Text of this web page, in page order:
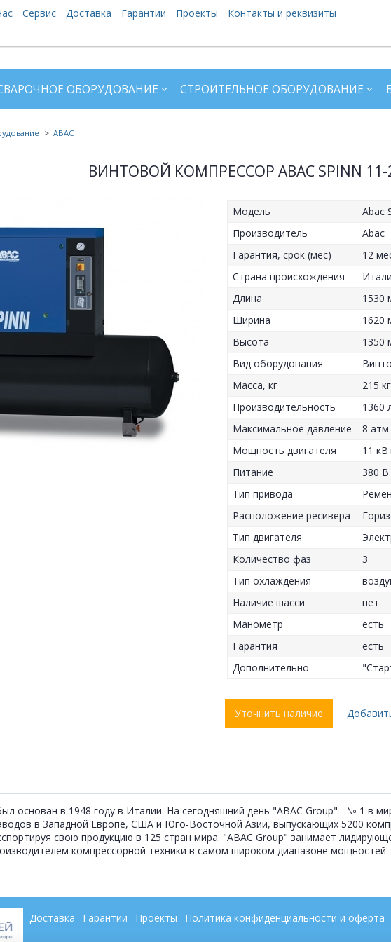
Сервис Доставка Гарантии Проекты Контакты и реквизиты
ОБОРУДОВАНИЕ СТРОИТЕЛЬНОЕ ОБОРУДОВАНИЕ
ABAC
ВИНТОВОЙ КОМПРЕССОР ABAC SPINN 11-
Модель
Abac
Производитель
Abac
Гарантия, срок (мес)
12
Страна происхождения
Длина
1530
Ширина
1620
Высота
1350
Вид оборудования
Масса, кг
215 кг
Производительность
1360
Максимальное давление
8 атм
Мощность двигателя
11
Питание
380 В
Тип привода
Расположение ресивера
Тип двигателя
Количество фаз
3
Тип охлаждения
Наличие шасси
нет
Манометр
есть
Гарантия
есть
Дополнительно
Уточнить наличие
основан в 1948 году в Италии. На сегодняшний день "ABAC Group" - № 1 в
в Западной Европе, США и Юго-Восточной Азии, выпускающих 5200
свою продукцию в 125 стран мира. "ABAC Group" занимает
компрессорной техники в самом широком диапазоне мощностей
Доставка Гарантии Проекты Политика конфиденциальности и оферта